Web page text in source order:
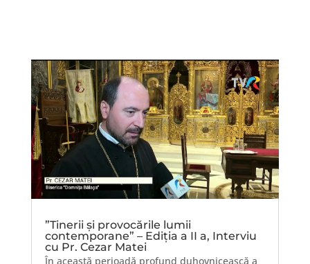
”Tinerii și provocările lumii
contemporane” – Ediția a II a, Interviu
cu Pr. Cezar Matei
În această perioadă profund duhovnicească a